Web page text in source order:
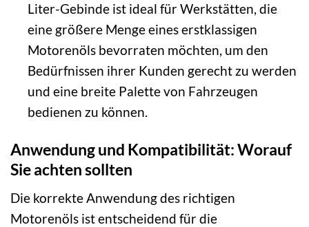
Liter-Gebinde ist ideal für Werkstätten, die
eine größere Menge eines erstklassigen
Motorenöls bevorraten möchten, um den
Bedürfnissen ihrer Kunden gerecht zu werden
und eine breite Palette von Fahrzeugen
bedienen zu können.
Anwendung und Kompatibilität: Worauf
Sie achten sollten
Die korrekte Anwendung des richtigen
Motorenöls ist entscheidend für die